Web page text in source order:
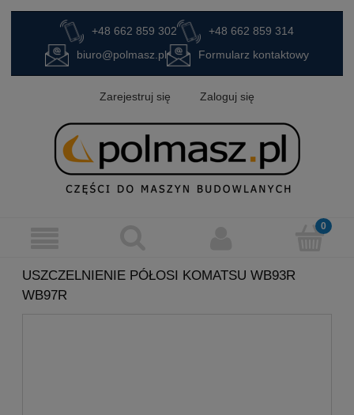
+48 662 859 302
+48 662 859 314
biuro@polmasz.pl
Formularz kontaktowy
Zarejestruj się Zaloguj się
USZCZELNIENIE PÓŁOSI KOMATSU WB93R
WB97R